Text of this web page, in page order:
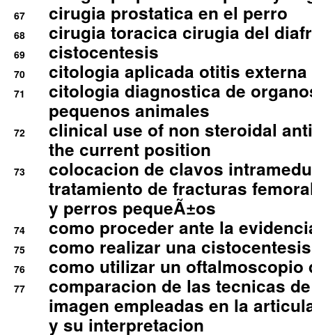
67 cirugia prostatica en el perro
68 cirugia toracica cirugia del
69 cistocentesis
70 citologia aplicada otitis externa
71
citologia diagnostica de
pequenos animales
72
clinical use of non steroidal
the current position
73
colocacion de clavos
tratamiento de fracturas
y perros pequeÃ±os
74 como proceder ante la
75 como realizar una
76 como utilizar un oftalmoscopio
77
comparacion de las tecnicas
imagen empleadas en la
y su interpretacion